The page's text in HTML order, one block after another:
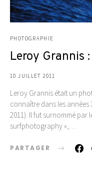
PHOTOGRAPHIE
Leroy Grannis
10 JUILLET 2011
Leroy Grannis était un
connaître dans les années
2011). Il fut surnommé par
surfphotography »,…
PARTAGER